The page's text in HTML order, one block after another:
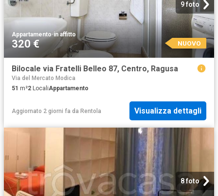
9 foto
Appartamento·in affitto
320 € NUOVO
Bilocale via Fratelli Belleo 87, Centro, Ragusa
Via del Mercato Modica
51 m²2 LocaliAppartamento
Aggiornato 2 giorni fa da Rentola Visualizza dettagli
8 foto